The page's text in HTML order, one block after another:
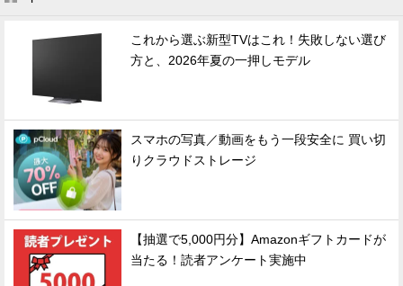
これから選ぶ新型TVはこれ！失敗しない選び
方と、2026年夏の一押しモデル
スマホの写真／動画をもう一段安全に 買い切
りクラウドストレージ
【抽選で5,000円分】Amazonギフトカードが
当たる！読者アンケート実施中